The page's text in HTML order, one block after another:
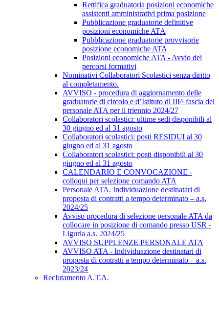
Rettifica graduatoria posizioni economiche
assistenti amministrativi prima posizione
Pubblicazione graduatorie definitive
posizioni economiche ATA
Pubblicazione graduatorie provvisorie
posizione economiche ATA
Posizioni economiche ATA - Avvio dei
percorsi formativi
Nominativi Collaboratori Scolastici senza diritto
al completamento.
AVVISO - procedura di aggiornamento delle
graduatorie di circolo e d’Istituto di III^ fascia del
personale ATA per il triennio 2024/27
Collaboratori scolastici: ultime sedi disponibili al
30 giugno ed al 31 agosto
Collaboratori scolastici: posti RESIDUI al 30
giugno ed al 31 agosto
Collaboratori scolastici: posti disponibili al 30
giugno ed al 31 agosto
CALENDARIO E CONVOCAZIONE -
colloqui per selezione comando ATA
Personale ATA. Individuazione destinatari di
proposta di contratti a tempo determinato – a.s.
2024/25
Avviso procedura di selezione personale ATA da
collocare in posizione di comando presso USR -
Liguria a.s. 2024/25
AVVISO SUPPLENZE PERSONALE ATA
AVVISO ATA - Individuazione destinatari di
proposta di contratti a tempo determinato – a.s.
2023/24
Reclutamento A.T.A.